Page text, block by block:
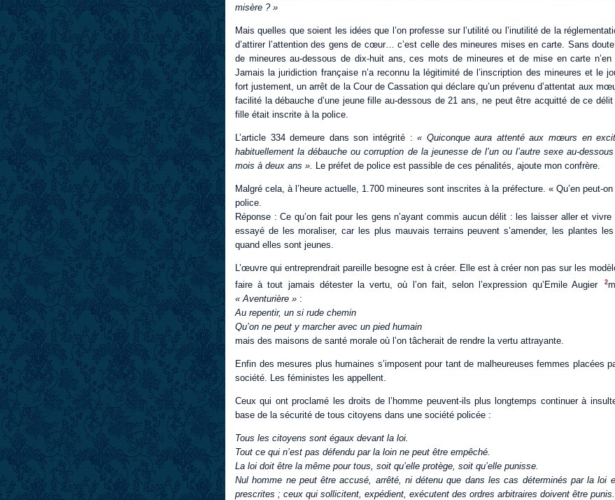
misère ? »
Mais quelles que soient les idées que l’on professe sur l’utilité ou l’inutilité de la
d’attirer l’attention des gens de cœur… c’est celle des mineures mises en carte. Sans doute
de mineures au-dessous de dix-huit ans, ces mots de mineures et de mise en carte
Jamais la juridiction française n’a reconnu la légitimité de l’inscription des mineures et le
fort justement, un arrêt de la Cour de Cassation qui déclare qu’un prévenu d’attentat aux
facilité la débauche d’une jeune fille au-dessous de 21 ans, ne peut être acquitté de ce
fille était inscrite à la police.
L’article 334 demeure dans son intégrité :« Quiconque aura attenté aux mœurs en
habituellement la débauche ou corruption de la jeunesse de l’un ou l’autre sexe au-
mois à deux ans ». Le préfet de police est passible de ces pénalités, ajoute mon confrère.
Malgré cela, à l’heure actuelle, 1.700 mineures sont inscrites à la préfecture. « Qu’en peut-
police.
Réponse : Ce qu’on fait pour les gens n’ayant commis aucun délit : les laisser aller et
essayé de les moraliser, car les plus mauvais terrains peuvent s’amender, les plantes
quand elles sont jeunes.
L’œuvre qui entreprendrait pareille besogne est à créer. Elle est à créer non pas sur les
faire à tout jamais détester la vertu, où l’on fait, selon l’expression qu’Emile Augier
2
« Aventurière » :
Au repentir, un si rude chemin
Qu’on ne peut y marcher avec un pied humain
mais des maisons de santé morale où l’on tâcherait de rendre la vertu attrayante.
Enfin des mesures plus humaines s’imposent pour tant de malheureuses femmes placées
société. Les féministes les appellent.
Ceux qui ont proclamé les droits de l’homme peuvent-ils plus longtemps continuer à
base de la sécurité de tous citoyens dans une société policée :
Tous les citoyens sont égaux devant la loi.
Tout ce qui n’est pas défendu par la loin ne peut être empêché.
La loi doit être la même pour tous, soit qu’elle protège, soit qu’elle punisse.
Nul homme ne peut être accusé, arrêté, ni détenu que dans les cas déterminés par la loi
prescrites ; ceux qui sollicitent, expédient, exécutent des ordres arbitraires doivent être punis.